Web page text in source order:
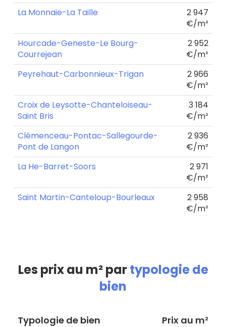
La Monnaie-La Taille
2 947
€/m²
Hourcade-Geneste-Le Bourg-
Courrejean
2 952
€/m²
Peyrehaut-Carbonnieux-Trigan
2 966
€/m²
Croix de Leysotte-Chanteloiseau-
Saint Bris
3 184
€/m²
Clémenceau-Pontac-Sallegourde-
Pont de Langon
2 936
€/m²
La He-Barret-Soors
2 971
€/m²
Saint Martin-Canteloup-Bourleaux
2 958
€/m²
Les prix au m² partypologie de
bien
Typologie de bien Prix au m²